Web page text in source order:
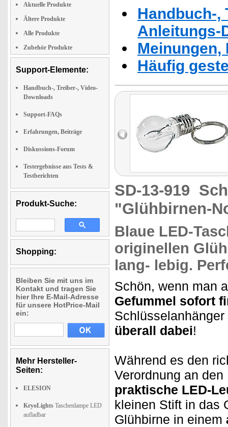
Aktuelle Produkte
Ältere Produkte
Alle Produkte
Zubehör Produkte
Support-Elemente:
Handbuch-, Treiber-, Video-
Downloads
Support-FAQs
Erfahrungen, Beiträge
Diskussions-Forum
Testergebnisse aus Tests &
Testberichten
Produkt-Suche:
Shopping:
Bleiben Sie mit uns im
Kontakt und tragen Sie
hier Ihre E-Mail-Adresse
für unsere HotPrice-Mail
ein:
Mehr Hersteller-
Seiten:
ELESION
KryoLights Taschenlampe LED
aufladbar
Handbuch-,
Anleitungs-
Häufig
SD-13-919
"Glühbirnen-
Blaue LED-
originellen
lang- lebig.
Schön, wenn man
Gefummel sofort
überall dabei!
Während es den
Verordnung an
praktische LED-
kleinen Stift in das
Glühbirne in einem